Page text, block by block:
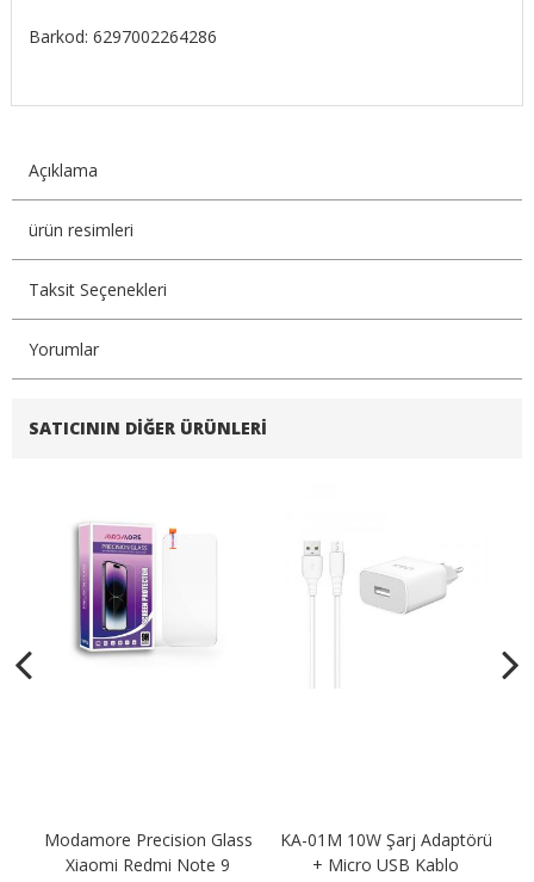
Barkod: 6297002264286
Açıklama
ürün resimleri
Taksit Seçenekleri
Yorumlar
SATICININ DIĞER ÜRÜNLERI
Modamore Precision Glass
Xiaomi Redmi Note 9
KA-01M 10W Şarj Adaptörü
+ Micro USB Kablo